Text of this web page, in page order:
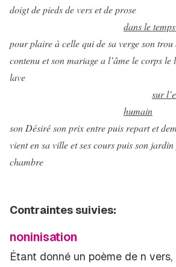
doigt de pieds de vers et de prose
dans le
pour plaire à celle qui de sa verge son
contenu et son mariage a l’âme le corps
lave
sur
humain
son Désiré son prix entre puis repart et
vient en sa ville et ses cours puis son
chambre
Contraintes suivies:
noninisation
Étant donné un poème de n vers,